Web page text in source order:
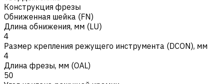
Конструкция фрезы
Обниженная шейка (FN)
Длина обнижения, мм (LU)
4
Размер крепления режущего инструмента (DCON), мм
4
Длина фрезы, мм (OAL)
50